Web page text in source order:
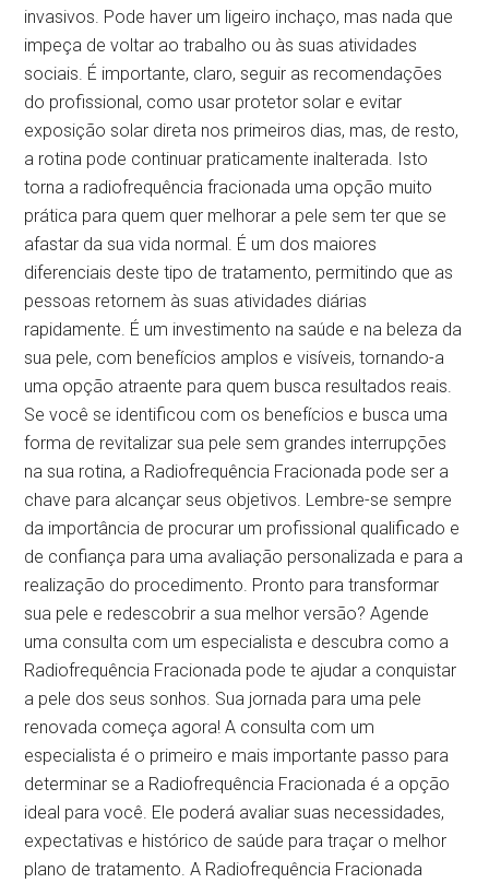
invasivos. Pode haver um ligeiro inchaço, mas nada que
impeça de voltar ao trabalho ou às suas atividades
sociais. É importante, claro, seguir as recomendações
do profissional, como usar protetor solar e evitar
exposição solar direta nos primeiros dias, mas, de resto,
a rotina pode continuar praticamente inalterada. Isto
torna a radiofrequência fracionada uma opção muito
prática para quem quer melhorar a pele sem ter que se
afastar da sua vida normal. É um dos maiores
diferenciais deste tipo de tratamento, permitindo que as
pessoas retornem às suas atividades diárias
rapidamente. É um investimento na saúde e na beleza da
sua pele, com benefícios amplos e visíveis, tornando-a
uma opção atraente para quem busca resultados reais.
Se você se identificou com os benefícios e busca uma
forma de revitalizar sua pele sem grandes interrupções
na sua rotina, a Radiofrequência Fracionada pode ser a
chave para alcançar seus objetivos. Lembre-se sempre
da importância de procurar um profissional qualificado e
de confiança para uma avaliação personalizada e para a
realização do procedimento. Pronto para transformar
sua pele e redescobrir a sua melhor versão? Agende
uma consulta com um especialista e descubra como a
Radiofrequência Fracionada pode te ajudar a conquistar
a pele dos seus sonhos. Sua jornada para uma pele
renovada começa agora! A consulta com um
especialista é o primeiro e mais importante passo para
determinar se a Radiofrequência Fracionada é a opção
ideal para você. Ele poderá avaliar suas necessidades,
expectativas e histórico de saúde para traçar o melhor
plano de tratamento. A Radiofrequência Fracionada